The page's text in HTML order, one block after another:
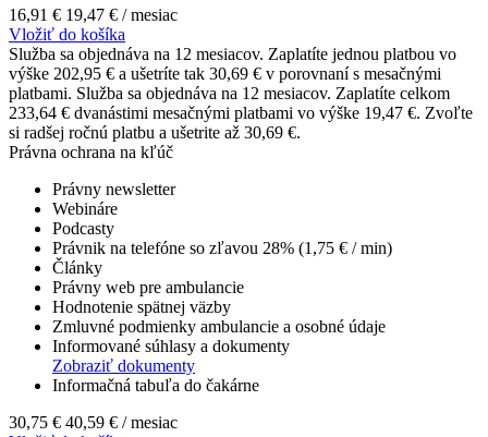
16,91 € 19,47 € / mesiac
Vložiť do košíka
Služba sa objednáva na 12 mesiacov. Zaplatíte jednou platbou vo
výške 202,95 € a ušetríte tak 30,69 € v porovnaní s mesačnými
platbami. Služba sa objednáva na 12 mesiacov. Zaplatíte celkom
233,64 € dvanástimi mesačnými platbami vo výške 19,47 €. Zvoľte
si radšej ročnú platbu a ušetrite až 30,69 €.
Právna ochrana na kľúč
Právny newsletter
Webináre
Podcasty
Právnik na telefóne so zľavou 28% (1,75 € / min)
Články
Právny web pre ambulancie
Hodnotenie spätnej väzby
Zmluvné podmienky ambulancie a osobné údaje
Informované súhlasy a dokumenty
Zobraziť dokumenty
Informačná tabuľa do čakárne
30,75 € 40,59 € / mesiac